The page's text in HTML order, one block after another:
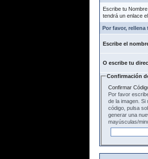
Escribe tu
tendrá un enlace
Por favor,
Escribe el
O escribe tu
Confirmación
Confirmar
Por favor
de la imagen. Si
código, pulsa
generar una
mayúsculas/